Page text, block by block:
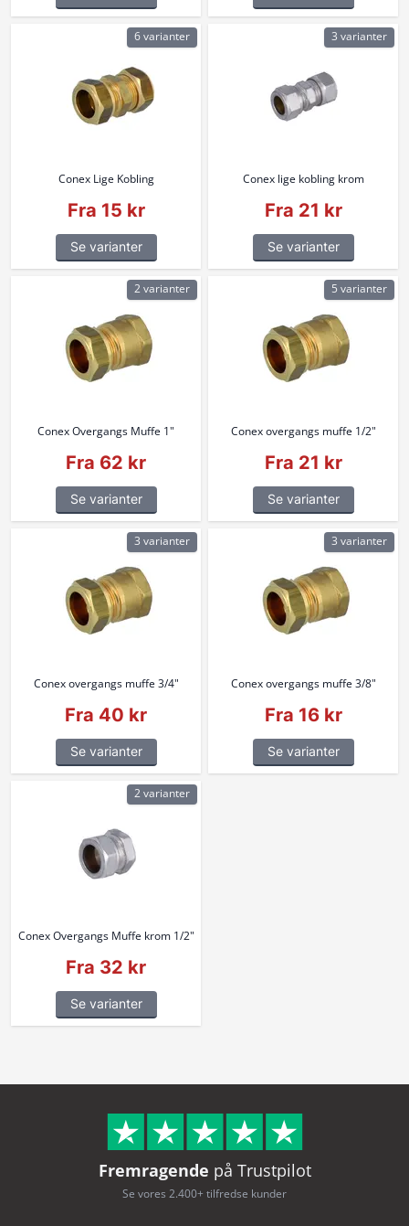
Conex Lige Kobling
Fra 15 kr
Se varianter
6 varianter
Conex lige kobling krom
Fra 21 kr
Se varianter
3 varianter
Conex Overgangs Muffe 1"
Fra 62 kr
Se varianter
2 varianter
Conex overgangs muffe 1/2"
Fra 21 kr
Se varianter
5 varianter
Conex overgangs muffe 3/4"
Fra 40 kr
Se varianter
3 varianter
Conex overgangs muffe 3/8"
Fra 16 kr
Se varianter
3 varianter
Conex Overgangs Muffe krom 1/2"
Fra 32 kr
Se varianter
2 varianter
Fremragende på Trustpilot
Se vores 2.400+ tilfredse kunder